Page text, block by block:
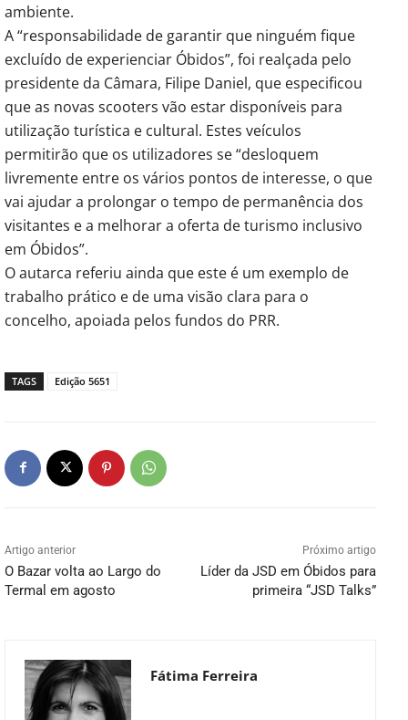
ambiente.
A “responsabilidade de garantir que ninguém fique
excluído de experienciar Óbidos”, foi realçada pelo
presidente da Câmara, Filipe Daniel, que especificou
que as novas scooters vão estar disponíveis para
utilização turística e cultural. Estes veículos
permitirão que os utilizadores se “desloquem
livremente entre os vários pontos de interesse, o que
vai ajudar a prolongar o tempo de permanência dos
visitantes e a melhorar a oferta de turismo inclusivo
em Óbidos”.
O autarca referiu ainda que este é um exemplo de
trabalho prático e de uma visão clara para o
concelho, apoiada pelos fundos do PRR.
TAGS Edição 5651
Artigo anterior
O Bazar volta ao Largo do
Termal em agosto
Próximo artigo
Líder da JSD em Óbidos para
primeira “JSD Talks”
Fátima Ferreira